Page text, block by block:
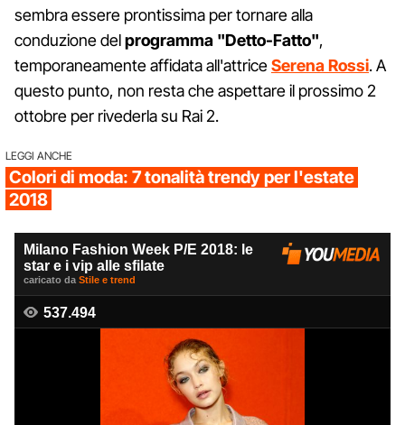
sembra essere prontissima per tornare alla
conduzione delprogramma "Detto-Fatto",
temporaneamente affidata all'attriceSerena Rossi. A
questo punto, non resta che aspettare il prossimo 2
ottobre per rivederla su Rai 2.
LEGGI ANCHE
Colori di moda: 7 tonalità trendy per l'estate
2018